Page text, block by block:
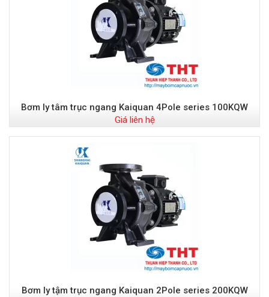
Bơm ly tâm trục ngang Kaiquan 4Pole series 100KQW
Giá liên hệ
Bơm ly tậm trục ngang Kaiquan 2Pole series 200KQW